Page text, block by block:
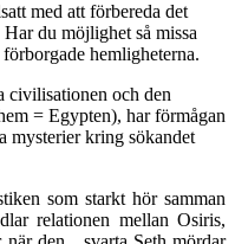
med att förbereda det
du möjlighet så missa
hemligheterna.
civilisationen och den
= Egypten), har förmågan
mysterier kring sökandet
som starkt hör samman
relationen mellan Osiris,